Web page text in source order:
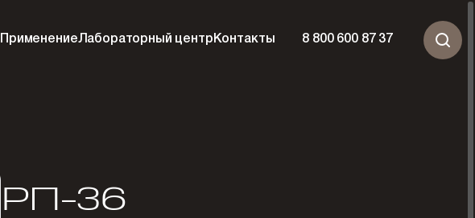
ПрименениеЛабораторный центр Контакты 8 800 600 87 37
РП-36